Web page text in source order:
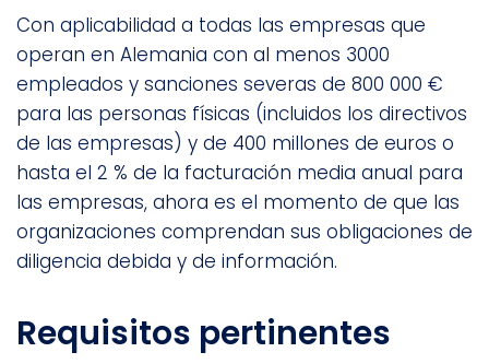
Con aplicabilidad a todas las empresas que
operan en Alemania con al menos 3000
empleados y sanciones severas de 800 000 €
para las personas físicas (incluidos los directivos
de las empresas) y de 400 millones de euros o
hasta el 2 % de la facturación media anual para
las empresas, ahora es el momento de que las
organizaciones comprendan sus obligaciones de
diligencia debida y de información.
Requisitos pertinentes